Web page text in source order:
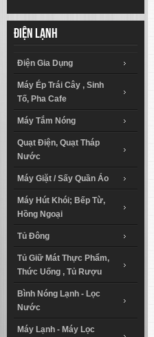
Điện lạnh
Điện Gia Dụng
Máy Ép Trái Cây , Sinh
Tố, Pha Cafe
Máy Tắm Nóng
Quạt Điện, Quạt Tháp
Nước
Máy Giặt / Sấy Quần Áo
Máy Hút Khói; Bếp Từ,
Hồng Ngoại
Tủ Đông
Tủ Giữ Mát Thực Phẩm,
Thức Uống , Tủ Rượu
Bình Nóng Lạnh - Lọc
Nước
Máy Lạnh - Máy Lọc